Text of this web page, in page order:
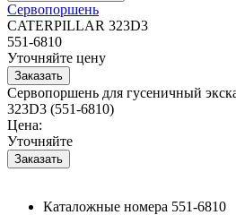
Сервопоршень
CATERPILLAR 323D3
551-6810
Уточняйте цену
Сервопоршень для гусеничный
323D3 (551-6810)
Цена:
Уточняйте
Каталожные номера 551-6810